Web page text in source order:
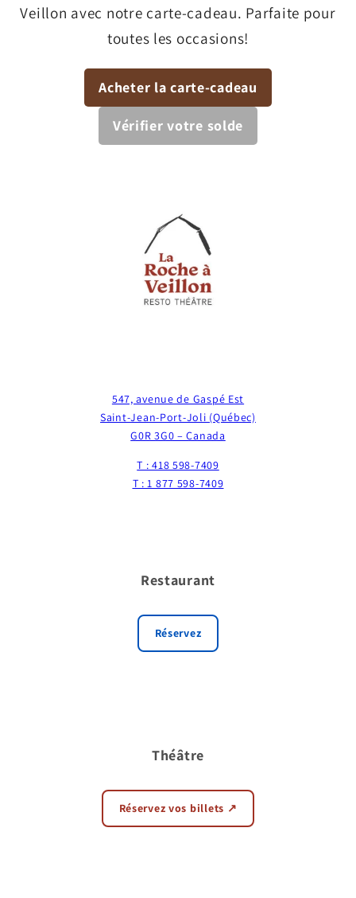
Veillon avec notre carte-cadeau. Parfaite pour
toutes les occasions!
Acheter la carte-cadeau
Vérifier votre solde
547, avenue de Gaspé Est
Saint-Jean-Port-Joli (Québec)
G0R 3G0 – Canada
T : 418 598-7409
T : 1 877 598-7409
Restaurant
Réservez
Théâtre
Réservez vos billets ↗